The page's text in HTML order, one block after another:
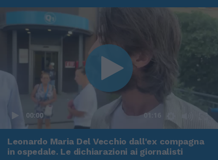
00:00 01:16
Leonardo Maria Del Vecchio dall'ex compagna
in ospedale. Le dichiarazioni ai giornalisti